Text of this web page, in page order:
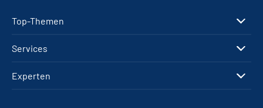
Top-Themen
Services
Experten